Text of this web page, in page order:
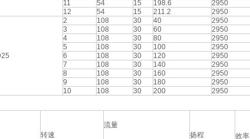
11
54 15 198.6 2950
12
54 15 211.2 2950
2 108 30 40 2950
3
108 30 60 2950
4
108 30 80 2950
5
108 30 100 2950
6
108 30 120 2950
7
108 30 140 2950
8
108 30 160 2950
9
108 30 180 2950
10
108 30 200 2950
转速
流量
扬程
效率